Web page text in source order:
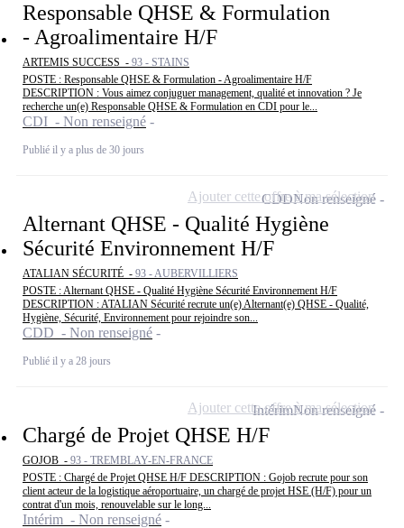
Responsable QHSE & Formulation
- Agroalimentaire H/F
ARTEMIS SUCCESS - 93 - STAINS
POSTE : Responsable QHSE & Formulation - Agroalimentaire H/F
DESCRIPTION : Vous aimez conjuguer management, qualité et innovation ? Je
recherche un(e) Responsable QHSE & Formulation en CDI pour le...
CDI - Non renseigné
Publié il y a plus de 30 jours
Alternant QHSE - Qualité Hygiène
Sécurité Environnement H/F
ATALIAN SÉCURITÉ - 93 - AUBERVILLIERS
POSTE : Alternant QHSE - Qualité Hygiène Sécurité Environnement H/F
DESCRIPTION : ATALIAN Sécurité recrute un(e) Alternant(e) QHSE - Qualité,
Hygiène, Sécurité, Environnement pour rejoindre son...
CDD - Non renseigné
Publié il y a 28 jours
CDDNon renseigné
Ajouter cette offre à ma sélection
Chargé de Projet QHSE H/F
GOJOB - 93 - TREMBLAY-EN-FRANCE
POSTE : Chargé de Projet QHSE H/F DESCRIPTION : Gojob recrute pour son
client acteur de la logistique aéroportuaire, un chargé de projet HSE (H/F) pour un
contrat d'un mois, renouvelable sur le long...
Intérim - Non renseigné
IntérimNon renseigné
Ajouter cette offre à ma sélection